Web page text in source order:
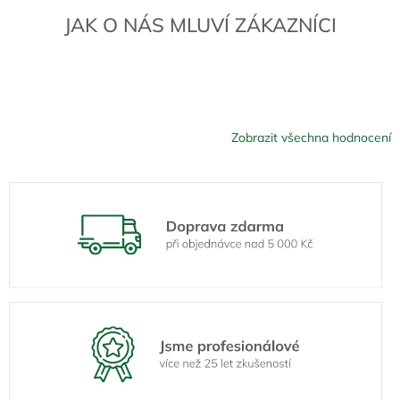
JAK O NÁS MLUVÍ ZÁKAZNÍCI
Zobrazit všechna hodnocení